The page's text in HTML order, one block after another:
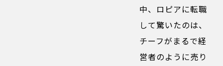
中、ロピアに転職
して驚いたのは、
チーフがまるで経
営者のように売り